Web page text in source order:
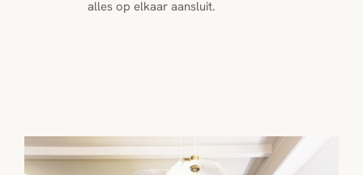
alles op elkaar aansluit.